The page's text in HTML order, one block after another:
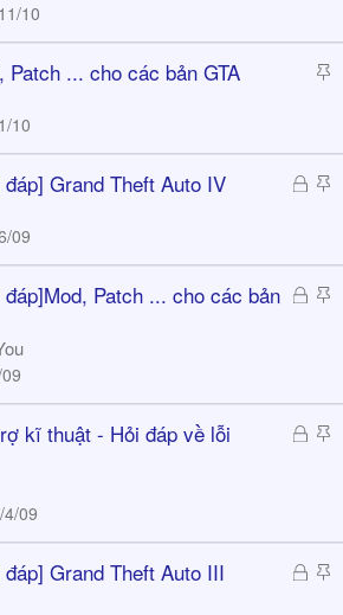
k
y
10
S
c
k
Patch ... cho các bản GTA
10
Đ
h
a
S
c
k
Grand Theft Auto IV
09
Đ
ó
S
k
y
Patch ... cho các bản
Đ
ó
S
k
y
kĩ thuật - Hỏi đáp về lỗi
4/09
Đ S
Grand Theft Auto III